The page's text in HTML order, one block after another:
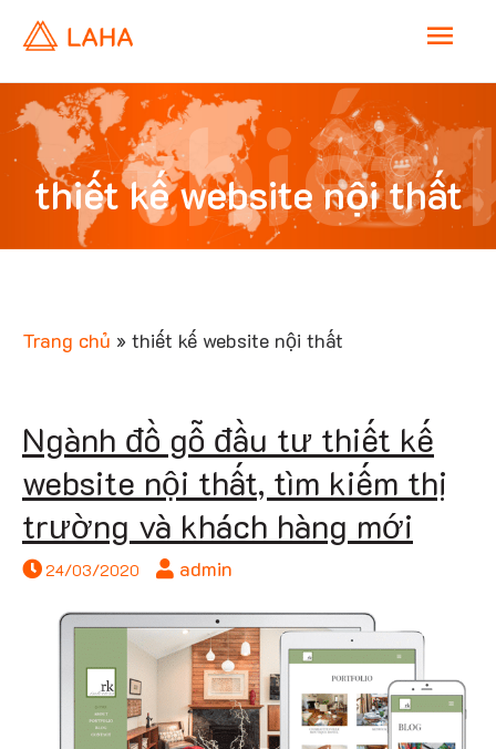
M
a
i
n
u
thiết
nội
thất
thiết kế website nội thất
Trang chủ » thiết kế website nội thất
Ngành đồ gỗ đầu tư thiết kế
website nội thất, tìm kiếm thị
trường và khách hàng mới
24/03/2020 admin